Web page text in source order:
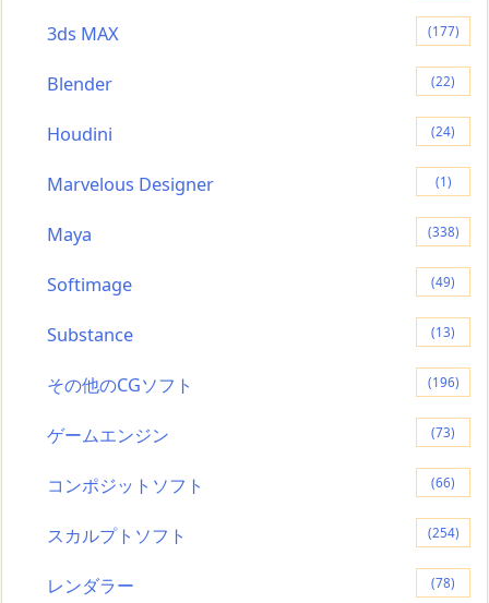
3ds MAX (177)
Blender (22)
Houdini (24)
Marvelous Designer (1)
Maya (338)
Softimage (49)
Substance (13)
その他のCGソフト (196)
ゲームエンジン (73)
コンポジットソフト (66)
スカルプトソフト (254)
レンダラー (78)